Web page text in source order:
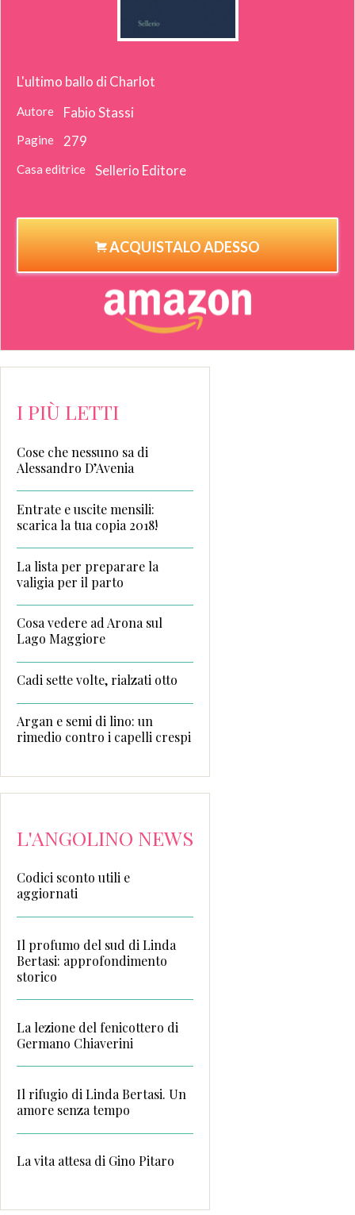
L'ultimo ballo di Charlot
Autore Fabio Stassi
Pagine 279
Casa editrice Sellerio Editore
ACQUISTALO ADESSO
I PIÙ LETTI
Cose che nessuno sa di
Alessandro D’Avenia
Entrate e uscite mensili:
scarica la tua copia 2018!
La lista per preparare la
valigia per il parto
Cosa vedere ad Arona sul
Lago Maggiore
Cadi sette volte, rialzati otto
Argan e semi di lino: un
rimedio contro i capelli crespi
L'ANGOLINO NEWS
Codici sconto utili e
aggiornati
Il profumo del sud di Linda
Bertasi: approfondimento
storico
La lezione del fenicottero di
Germano Chiaverini
Il rifugio di Linda Bertasi. Un
amore senza tempo
La vita attesa di Gino Pitaro